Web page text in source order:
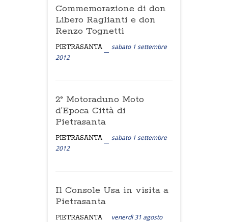
Commemorazione di don
Libero Raglianti e don
Renzo Tognetti
PIETRASANTA
sabato 1 settembre
2012
2° Motoraduno Moto
d’Epoca Città di
Pietrasanta
PIETRASANTA
sabato 1 settembre
2012
Il Console Usa in visita a
Pietrasanta
PIETRASANTA
venerdì 31 agosto